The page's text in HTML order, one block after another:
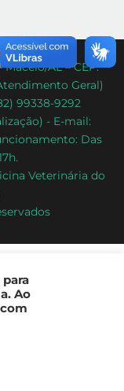
AL – CEP:
Geral)
99338-9292
- E-mail:
Das
Veterinária do
Ao